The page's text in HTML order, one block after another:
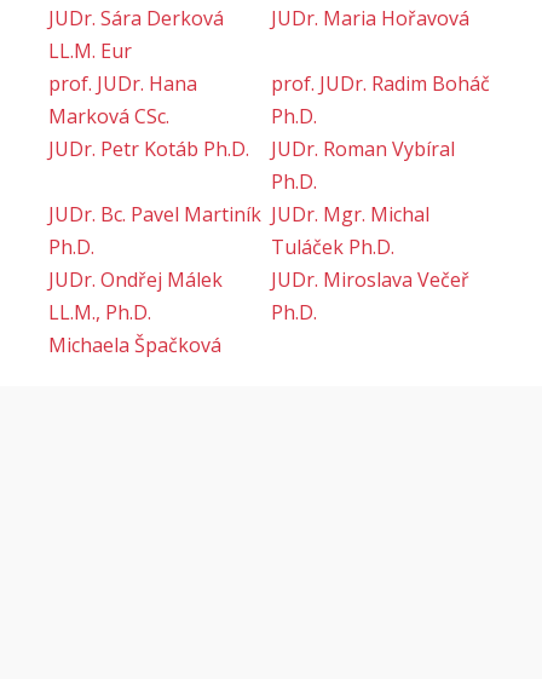
JUDr. Sára Derková
LL.M. Eur
JUDr. Maria Hořavová
prof. JUDr. Hana
Marková CSc.
prof. JUDr. Radim Boháč
Ph.D.
JUDr. Petr Kotáb Ph.D.
JUDr. Roman Vybíral
Ph.D.
JUDr. Bc. Pavel Martiník
Ph.D.
JUDr. Mgr. Michal
Tuláček Ph.D.
JUDr. Ondřej Málek
LL.M., Ph.D.
JUDr. Miroslava Večeř
Ph.D.
Michaela Špačková